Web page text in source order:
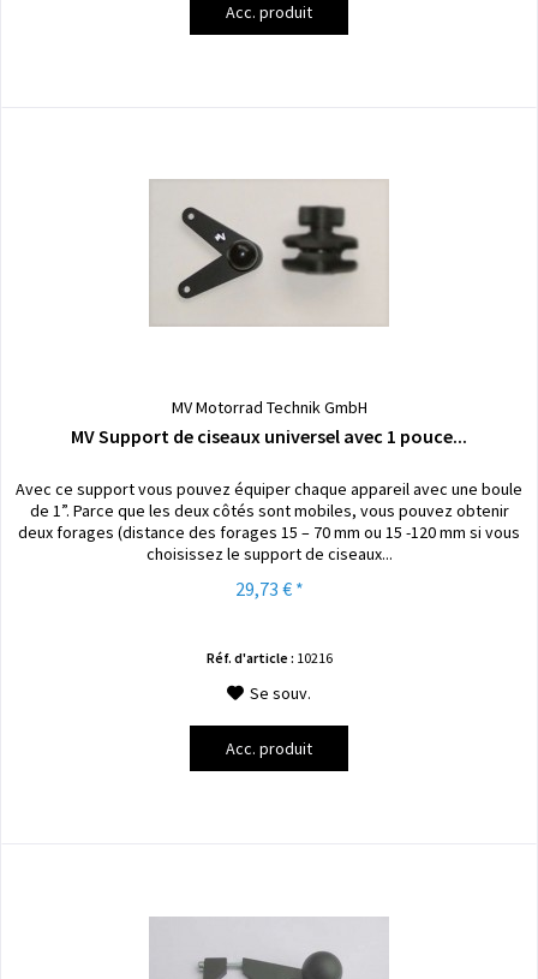
Acc. produit
MV Motorrad Technik GmbH
MV Support de ciseaux universel avec 1 pouce...
Avec ce support vous pouvez équiper chaque appareil avec une boule
de 1”. Parce que les deux côtés sont mobiles, vous pouvez obtenir
deux forages (distance des forages 15 – 70 mm ou 15 -120 mm si vous
choisissez le support de ciseaux...
29,73 € *
Réf. d'article : 10216
Se souv.
Acc. produit